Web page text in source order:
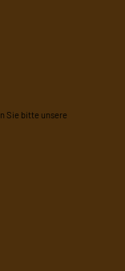
Sie bitte unsere